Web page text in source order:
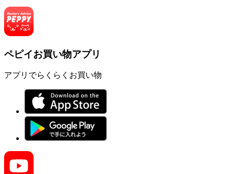
ペピイお買い物アプリ
アプリでらくらくお買い物